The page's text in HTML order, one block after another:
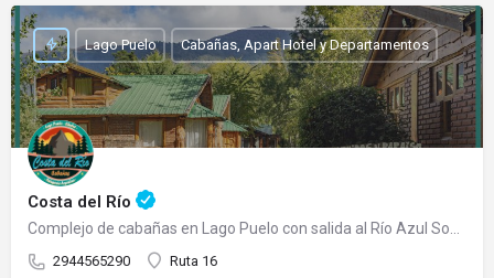
Costa del Río
2944565290 Ruta 16
Lago Puelo Cabañas, Apart Hotel y Departamentos